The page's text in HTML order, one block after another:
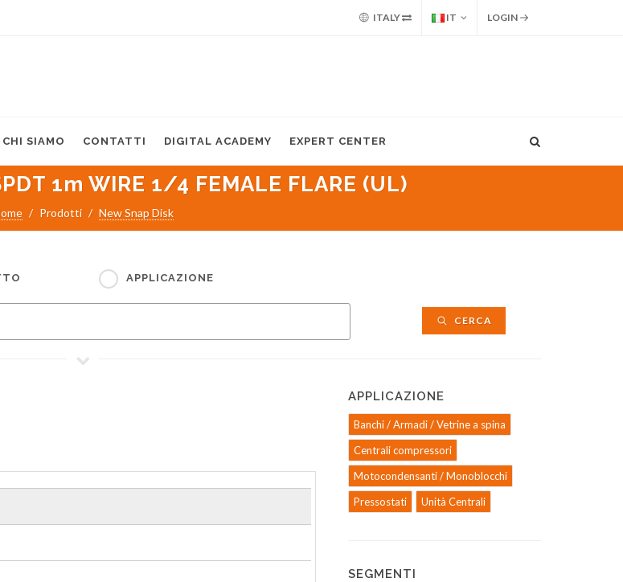
ITALY IT LOGIN
CHI SIAMO CONTATTI DIGITAL ACADEMY EXPERT CENTER
1m WIRE 1/4 FEMALE FLARE (UL)
Prodotti New Snap Disk
APPLICAZIONE
CERCA
APPLICAZIONE
Banchi / Armadi / Vetrine a spina
Centrali compressori
Motocondensanti / Monoblocchi
Pressostati
Unità Centrali
SEGMENTI